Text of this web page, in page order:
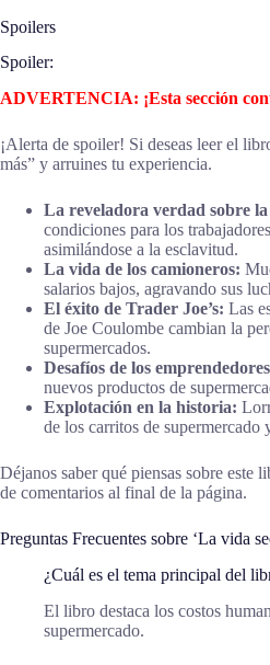
Spoilers
Spoiler:
ADVERTENCIA: ¡Esta sección
¡Alerta de spoiler! Si deseas leer el
más” y arruines tu experiencia.
La reveladora verdad sobre
condiciones para los
asimilándose a la esclavitud.
La vida de los camioneros:
salarios bajos, agravando sus
El éxito de Trader Joe’s: Las
de Joe Coulombe cambian la
supermercados.
Desafíos de los
nuevos productos de
Explotación en la historia:
de los carritos de supermercado
Déjanos saber qué piensas sobre este
de comentarios al final de la página.
Preguntas Frecuentes sobre ‘La vida
¿Cuál es el tema principal del
El libro destaca los costos
supermercado.